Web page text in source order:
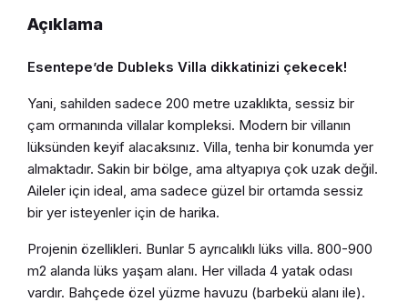
Açıklama
Esentepe’de Dubleks Villa dikkatinizi çekecek!
Yani, sahilden sadece 200 metre uzaklıkta, sessiz bir
çam ormanında villalar kompleksi. Modern bir villanın
lüksünden keyif alacaksınız. Villa, tenha bir konumda yer
almaktadır. Sakin bir bölge, ama altyapıya çok uzak değil.
Aileler için ideal, ama sadece güzel bir ortamda sessiz
bir yer isteyenler için de harika.
Projenin özellikleri. Bunlar 5 ayrıcalıklı lüks villa. 800-900
m2 alanda lüks yaşam alanı. Her villada 4 yatak odası
vardır. Bahçede özel yüzme havuzu (barbekü alanı ile).